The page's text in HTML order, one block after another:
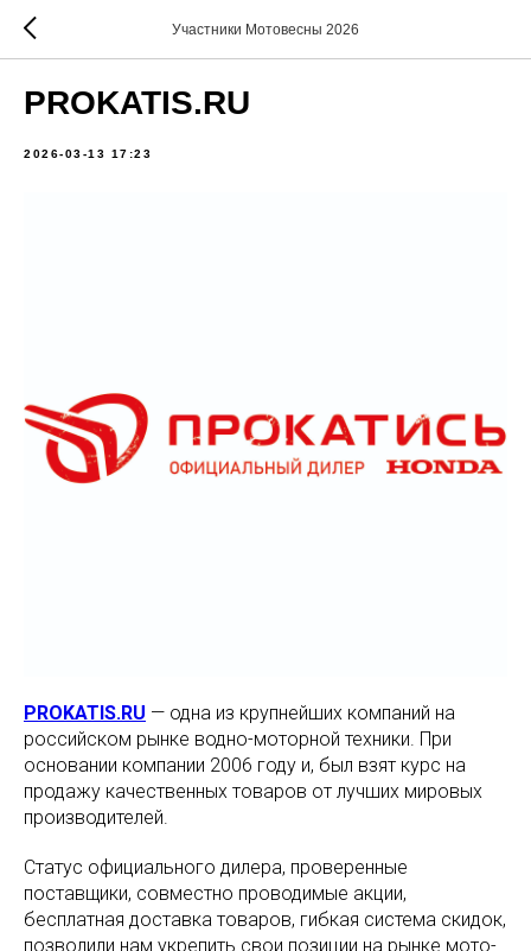
Участники Мотовесны 2026
PROKATIS.RU
2026-03-13 17:23
PROKATIS.RU — одна из крупнейших компаний на
российском рынке водно-моторной техники. При
основании компании 2006 году и, был взят курс на
продажу качественных товаров от лучших мировых
производителей.
Статус официального дилера, проверенные
поставщики, совместно проводимые акции,
бесплатная доставка товаров, гибкая система скидок,
позволили нам укрепить свои позиции на рынке мото-